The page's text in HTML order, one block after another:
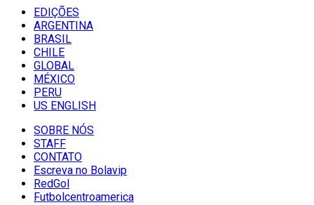
EDIÇÕES
ARGENTINA
BRASIL
CHILE
GLOBAL
MÉXICO
PERU
US ENGLISH
SOBRE NÓS
STAFF
CONTATO
Escreva no Bolavip
RedGol
Futbolcentroamerica